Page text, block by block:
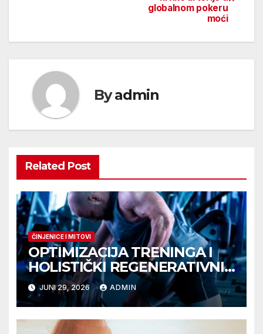
globalnom pokeru
moći
Byadmin
Related Post
ČINJENICE I MITOVI
OPTIMIZACIJA TRENINGA I
HOLISTIČKI REGENERATIVNI
MIR
JUNI 29, 2026 ADMIN